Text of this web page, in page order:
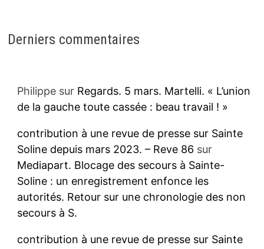
Derniers commentaires
Philippesur Regards. 5 mars. Martelli. « L’union
de la gauche toute cassée : beau travail ! »
contribution à une revue de presse sur Sainte
Soline depuis mars 2023. – Reve 86 sur
Mediapart. Blocage des secours à Sainte-
Soline : un enregistrement enfonce les
autorités. Retour sur une chronologie des non
secours à S.
contribution à une revue de presse sur Sainte